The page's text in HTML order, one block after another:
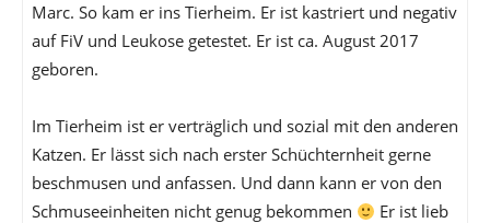
Marc. So kam er ins Tierheim. Er ist kastriert und negativ
auf FiV und Leukose getestet. Er ist ca. August 2017
geboren.
Im Tierheim ist er verträglich und sozial mit den anderen
Katzen. Er lässt sich nach erster Schüchternheit gerne
beschmusen und anfassen. Und dann kann er von den
Schmuseeinheiten nicht genug bekommen
Er ist lieb